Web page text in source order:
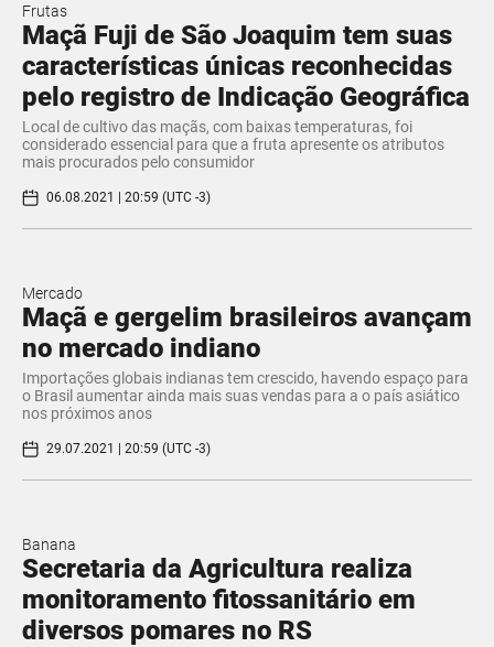
Frutas
Maçã Fuji de São Joaquim tem suas
características únicas reconhecidas
pelo registro de Indicação Geográfica
Local de cultivo das maçãs, com baixas temperaturas, foi
considerado essencial para que a fruta apresente os atributos
mais procurados pelo consumidor
06.08.2021 | 20:59 (UTC -3)
Mercado
Maçã e gergelim brasileiros avançam
no mercado indiano
Importações globais indianas tem crescido, havendo espaço para
o Brasil aumentar ainda mais suas vendas para a o país asiático
nos próximos anos
29.07.2021 | 20:59 (UTC -3)
Banana
Secretaria da Agricultura realiza
monitoramento fitossanitário em
diversos pomares no RS